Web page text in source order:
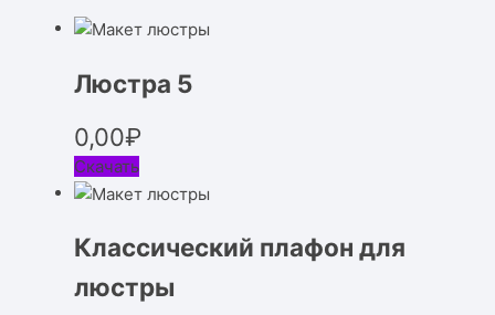
Люстра 5
0,00₽
Скачать
Классический плафон для
люстры